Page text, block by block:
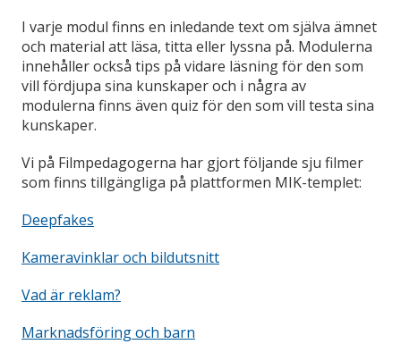
I varje modul finns en inledande text om själva ämnet
och material att läsa, titta eller lyssna på. Modulerna
innehåller också tips på vidare läsning för den som
vill fördjupa sina kunskaper och i några av
modulerna finns även quiz för den som vill testa sina
kunskaper.
Vi på Filmpedagogerna har gjort följande sju filmer
som finns tillgängliga på plattformen MIK-templet:
Deepfakes
Kameravinklar och bildutsnitt
Vad är reklam?
Marknadsföring och barn